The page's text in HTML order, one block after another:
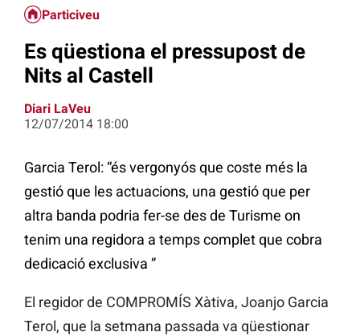
Particiveu
Es qüestiona el pressupost de
Nits al Castell
Diari LaVeu
12/07/2014 18:00
Garcia Terol: “és vergonyós que coste més la
gestió que les actuacions, una gestió que per
altra banda podria fer-se des de Turisme on
tenim una regidora a temps complet que cobra
dedicació exclusiva ”
El regidor de COMPROMÍS Xàtiva, Joanjo Garcia
Terol, que la setmana passada va qüestionar